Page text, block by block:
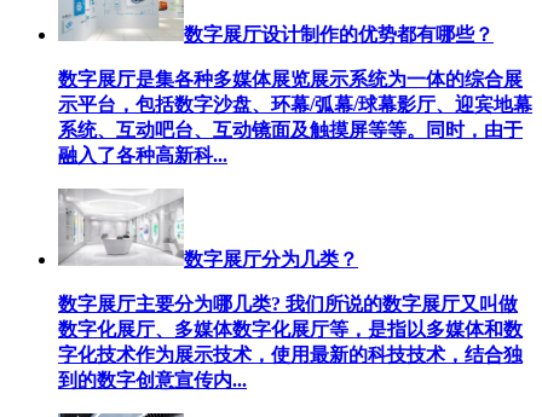
数字展厅设计制作的优势都有哪些？
数字展厅是集各种多媒体展览展示系统为一体的综合展
示平台，包括数字沙盘、环幕/弧幕/球幕影厅、迎宾地幕
系统、互动吧台、互动镜面及触摸屏等等。同时，由于
融入了各种高新科...
数字展厅分为几类？
数字展厅主要分为哪几类? 我们所说的数字展厅又叫做
数字化展厅、多媒体数字化展厅等，是指以多媒体和数
字化技术作为展示技术，使用最新的科技技术，结合独
到的数字创意宣传内...